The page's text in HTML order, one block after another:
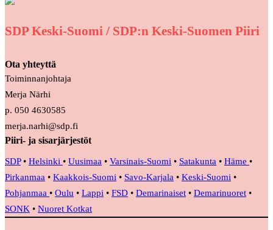
SDP Keski-Suomi / SDP:n Keski-Suomen Piiri
Ota yhteyttä
Toiminnanjohtaja
Merja Närhi
p. 050 4630585
merja.narhi@sdp.fi
Piiri- ja sisarjärjestöt
SDP• Helsinki • Uusimaa • Varsinais-Suomi • Satakunta • Häme •
Pirkanmaa • Kaakkois-Suomi • Savo-Karjala • Keski-Suomi •
Pohjanmaa • Oulu • Lappi • FSD • Demarinaiset • Demarinuoret •
SONK • Nuoret Kotkat